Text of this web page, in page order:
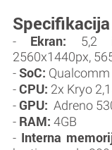
Specifikacija
- Ekran: 5,2
2560x1440px,
-SoC:
-CPU: 2x Kryo
- GPU: Adreno
- RAM: 4GB
- Interna